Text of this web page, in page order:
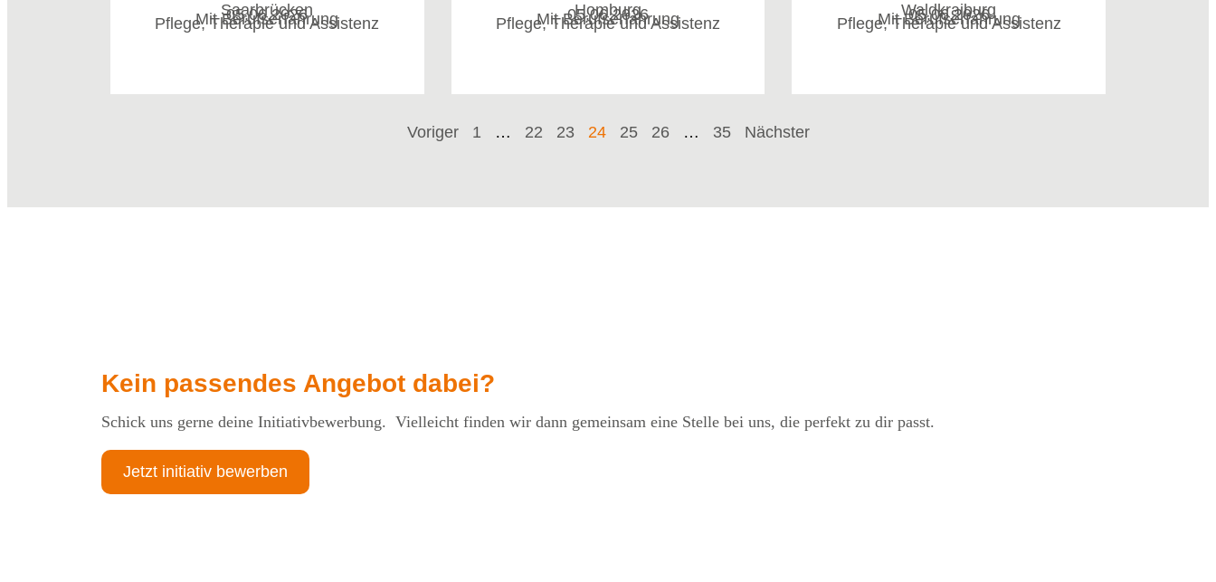
Saarbrücken
05.06.2026
Mit Berufserfahrung
Pflege, Therapie und Assistenz
Homburg
05.06.2026
Mit Berufserfahrung
Pflege, Therapie und Assistenz
Waldkraiburg
05.06.2026
Mit Berufserfahrung
Pflege, Therapie und Assistenz
Voriger 1 … 22 23 24 25 26 … 35 Nächster
Kein passendes Angebot dabei?
Schick uns gerne deine Initiativbewerbung. Vielleicht finden wir dann gemeinsam eine Stelle bei uns, die perfekt zu dir passt.
Jetzt initiativ bewerben